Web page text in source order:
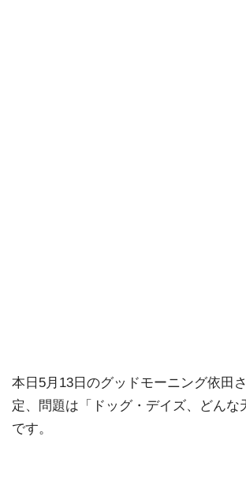
本日5月13日のグッドモーニング依田
定、問題は「ドッグ・デイズ、どんな
です。